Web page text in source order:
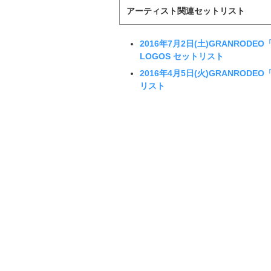
アーティスト関連セットリスト
2016年7月2日(土)GRANRODEO
LOGOS セットリスト
2016年4月5日(火)GRANRODEO
リスト